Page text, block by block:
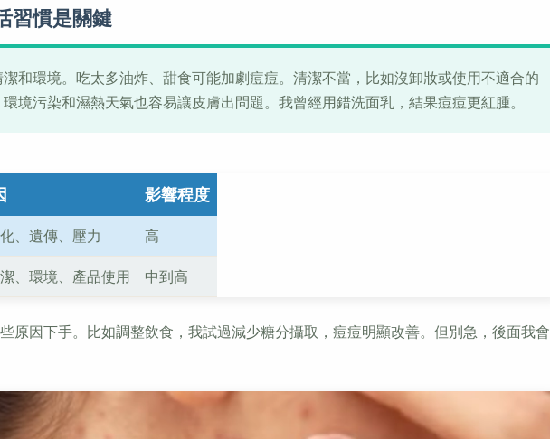
習慣是關鍵
和環境。吃太多油炸、甜食可能加劇痘痘。清潔不當，比如沒卸妝或使用不適合的
境污染和濕熱天氣也容易讓皮膚出問題。我曾經用錯洗面乳，結果痘痘更紅腫。
影響程度
、遺傳、壓力 高
、環境、產品使用 中到高
原因下手。比如調整飲食，我試過減少糖分攝取，痘痘明顯改善。但別急，後面我會